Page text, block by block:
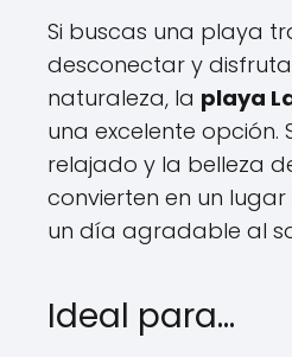
Si buscas una playa
desconectar y
naturaleza, la playa
una excelente opción.
relajado y la belleza
convierten en un
un día agradable al
Ideal para…